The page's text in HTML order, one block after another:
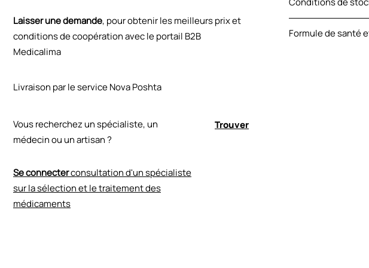
efficace des
SYNERGIQUE.
propylène glycol,
lactique,
salicylique,
médicament est
Formule de santé
Livraison par le service Nova Poshta
Vous recherchez un spécialiste, un
médecin ou un artisan ?
Trouver
Laisser une demande, pour obtenir les meilleurs prix et
conditions de coopération avec le portail B2B
Medicalima
Se connecterconsultation d'un spécialiste
sur la sélection et le traitement des
médicaments